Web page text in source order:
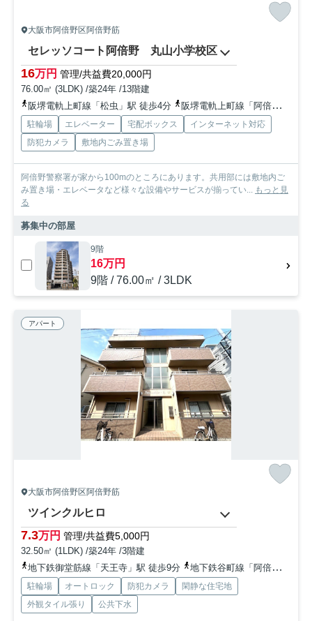
大阪市阿倍野区阿倍野筋
セレッソコート阿倍野 丸山小学校区
16万円 管理/共益費20,000円
76.00㎡ (3LDK) /築24年 /13階建
阪堺電軌上町線「松虫」駅 徒歩4分
阪堺電軌上町線「阿倍野」駅 徒歩6分
駐輪場 エレベーター 宅配ボックス
インターネット対応
防犯カメラ
敷地内ごみ置き場
阿倍野警察署が家から100mのところにあります。共用部には敷地内ご
み置き場・エレベータなど様々な設備やサービスが揃ってい... もっと見
る
募集中の部屋
9階
16万円
9階 / 76.00㎡ / 3LDK
アパート
大阪市阿倍野区阿倍野筋
ツインクルヒロ
7.3万円 管理/共益費5,000円
32.50㎡ (1LDK) /築24年 /3階建
地下鉄御堂筋線「天王寺」駅 徒歩9分
地下鉄谷町線「阿倍野」駅 徒歩3分
駐輪場 オートロック 防犯カメラ
閑静な住宅地
外観タイル張り
公共下水